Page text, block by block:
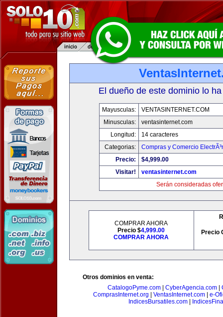
El dueño de este dominio lo
Mayusculas:
VENTASINTERNET.COM
Minusculas:
ventasinternet.com
Longitud:
14 caracteres
Categorias:
Compras y Comercio
Precio:
$4,999.00
Visitar!
ventasinternet.com
Serán consideradas
COMPRAR AHORA
Precio $4,999.00
COMPRAR AHORA
Precio
Otros dominios en venta:
CatalogoPyme.com
CyberAgencia.com
ComprasInternet.org
VentasInternet.com| e-
IndicesBursatiles.com|